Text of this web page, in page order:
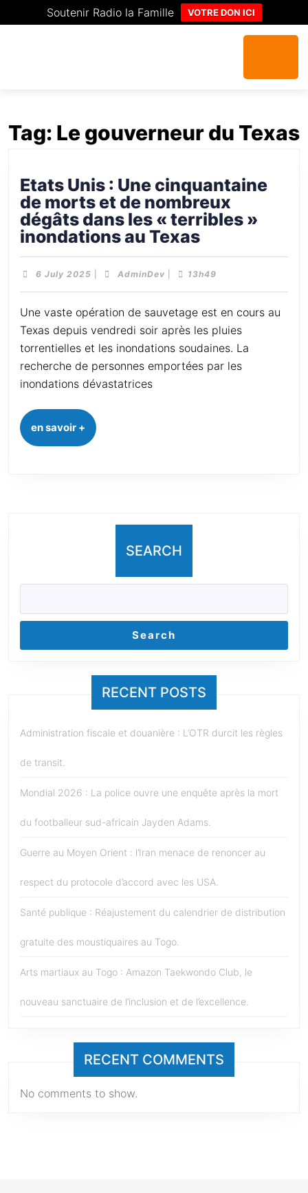
Soutenir Radio la Famille VOTRE DON ICI
Tag: Le gouverneur du Texas
Etats Unis : Une cinquantaine
de morts et de nombreux
dégâts dans les « terribles »
inondations au Texas
6 July 2025 AdminDev 13h49
Une vaste opération de sauvetage est en cours au
Texas depuis vendredi soir après les pluies
torrentielles et les inondations soudaines. La
recherche de personnes emportées par les
inondations dévastatrices
en savoir +
SEARCH
Search
RECENT POSTS
Administration fiscale et douanière : L’OTR durcit les règles
de transit.
Mondial 2026 : La police ouvre une enquête après la mort
du footballeur sud-africain Jayden Adams.
Guerre au Moyen Orient : l’Iran menace de renoncer au
respect du protocole d’accord avec les USA.
Santé publique : Réajustement du calendrier de distribution
gratuite des moustiquaires au Togo.
Arts martiaux au Togo : Amazon Taekwondo Club, le
nouveau sanctuaire de l’inclusion et de l’excellence.
RECENT COMMENTS
No comments to show.